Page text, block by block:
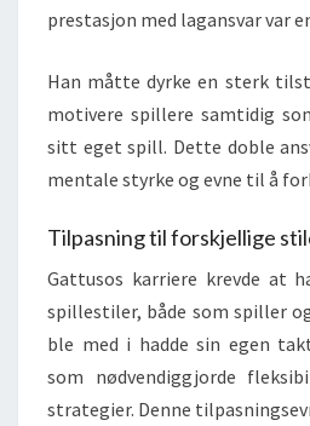
prestasjon med lagansvar var
Han måtte dyrke en sterk
motivere spillere samtidig
sitt eget spill. Dette doble
mentale styrke og evne til å
Tilpasning til forskjellige
Gattusos karriere krevde at
spillestiler, både som spiller
ble med i hadde sin egen
som nødvendiggjorde
strategier. Denne